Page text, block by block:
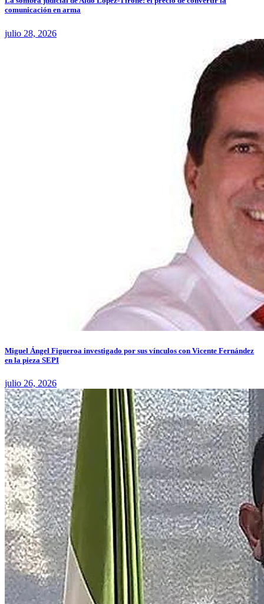
comunicación en arma
julio 28, 2026
Miguel Ángel Figueroa investigado por sus vínculos con Vicente Fernández
en la pieza SEPI
julio 26, 2026